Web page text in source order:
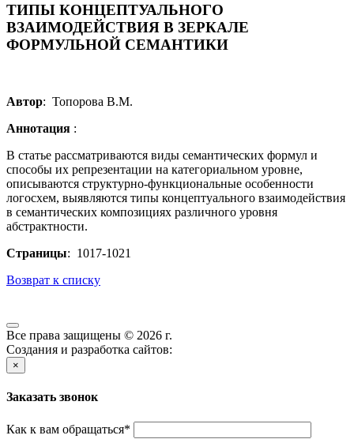
ТИПЫ КОНЦЕПТУАЛЬНОГО
ВЗАИМОДЕЙСТВИЯ В ЗЕРКАЛЕ
ФОРМУЛЬНОЙ СЕМАНТИКИ
Автор: Топорова В.М.
Аннотация :
В статье рассматриваются виды семантических формул и
способы их репрезентации на категориальном уровне,
описываются структурно-функциональные особенности
логосхем, выявляются типы концептуального взаимодействия
в семантических композициях различного уровня
абстрактности.
Страницы: 1017-1021
Возврат к списку
Все права защищены © 2026 г.
Создания и разработка сайтов:
×
Заказать звонок
Как к вам обращаться*